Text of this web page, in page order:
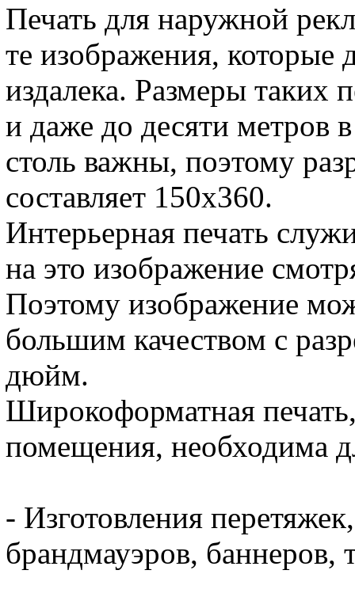
Печать для наружной
те изображения,
издалека. Размеры таких
и даже до десяти метров
столь важны, поэтому
составляет 150x360.
Интерьерная печать
на это изображение
Поэтому изображение
большим качеством с
дюйм.
Широкоформатная
помещения, необходима
- Изготовления
брандмауэров, баннеров,